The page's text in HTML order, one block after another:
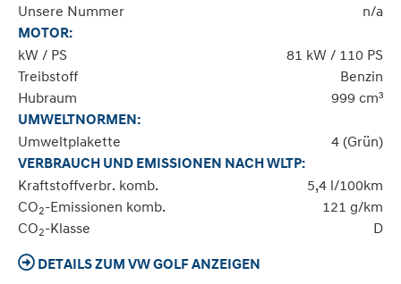
Unsere Nummer
n/a
MOTOR:
kW / PS
81 kW / 110 PS
Treibstoff
Benzin
Hubraum
999 cm³
UMWELTNORMEN:
Umweltplakette
4 (Grün)
VERBRAUCH UND EMISSIONEN NACH WLTP:
Kraftstoffverbr. komb.
5,4 l/100km
CO2-Emissionen komb.
121 g/km
CO2-Klasse D
DETAILS ZUM VW GOLF ANZEIGEN